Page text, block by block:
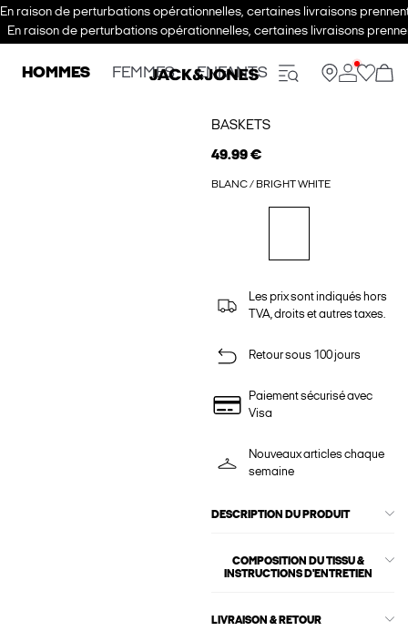
En raison de perturbations opérationnelles, certaines livraisons
En raison de perturbations opérationnelles, certaines livraisons
HOMMES FEMMES ENFANTS
BASKETS
49.99 €
BLANC / BRIGHT WHITE
Les prix sont indiqués hors
TVA, droits et autres taxes.
Retour sous 100 jours
Paiement sécurisé avec
Visa
Nouveaux articles chaque
semaine
DESCRIPTION DU PRODUIT
COMPOSITION DU TISSU &
INSTRUCTIONS D'ENTRETIEN
LIVRAISON & RETOUR